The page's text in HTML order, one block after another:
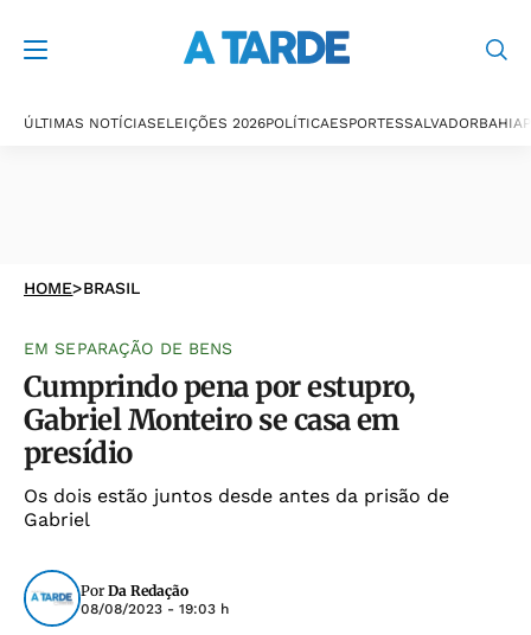
ÚLTIMAS NOTÍCIASELEIÇÕES 2026POLÍTICAESPORTESSALVADORBAHIA
HOME>BRASIL
EM SEPARAÇÃO DE BENS
Cumprindo pena por estupro,
Gabriel Monteiro se casa em
presídio
Os dois estão juntos desde antes da prisão de
Gabriel
Por Da Redação
08/08/2023 - 19:03 h